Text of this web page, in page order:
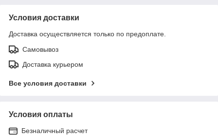
Условия доставки
Доставка осуществляется только по предоплате.
Самовывоз
Доставка курьером
Все условия доставки
Условия оплаты
Безналичный расчет